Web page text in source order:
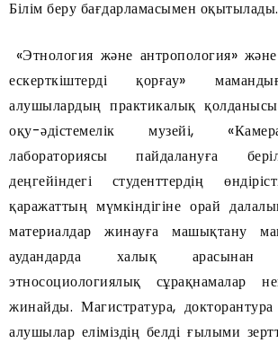
Білім беру бағдарламасымен оқытылады.
«Этнология және антропология»
ескерткіштерді қорғау»
алушылардың практикалық
оқу-әдістемелік музейі,
лабораториясы пайдалануға
деңгейіндегі студенттердің
қаражаттың мүмкіндігіне орай
материалдар жинауға машықтану
аудандарда халық арасынан
этносоциологиялық сұрақнамалар
жинайды. Магистратура,
алушылар еліміздің белді ғылыми